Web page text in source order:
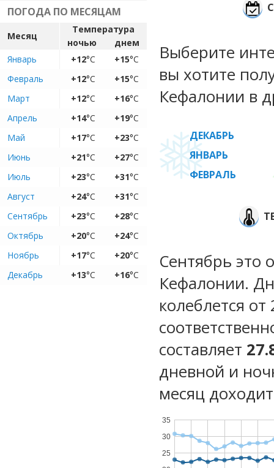
ПОГОДА ПО МЕСЯЦАМ
Месяц
Температура
ночью
днем
Январь
+12°C +15°C
Февраль
+12°C +15°C
Март
+12°C +16°C
Апрель
+14°C +19°C
Май
+17°C +23°C
Июнь
+21°C +27°C
Июль
+23°C +31°C
Август
+24°C +31°C
Сентябрь
+23°C +28°C
Октябрь
+20°C +24°C
Ноябрь
+17°C +20°C
Декабрь
+13°C +16°C
Выберите
вы хотите
Кефалонии в
ДЕКАБРЬ
ЯНВАРЬ
ФЕВРАЛЬ
Сентябрь это
Кефалонии.
колеблется
составляет
дневной и
месяц
25
30
35